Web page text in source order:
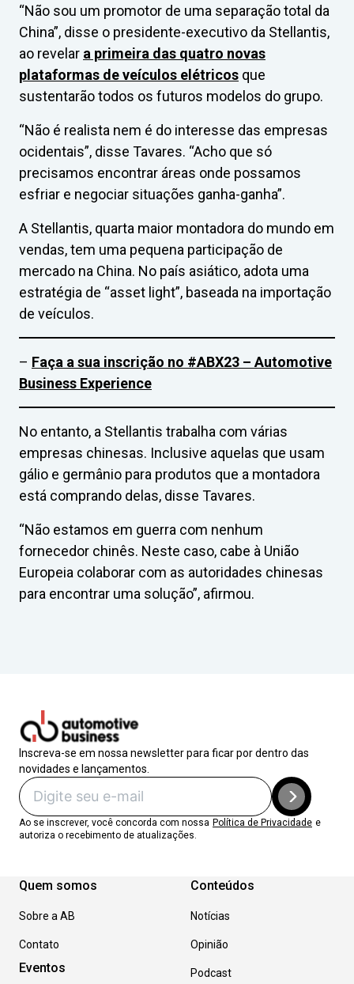
“Não sou um promotor de uma separação total da
China”, disse o presidente-executivo da Stellantis,
ao revelar a primeira das quatro novas
plataformas de veículos elétricos que
sustentarão todos os futuros modelos do grupo.
“Não é realista nem é do interesse das empresas
ocidentais”, disse Tavares. “Acho que só
precisamos encontrar áreas onde possamos
esfriar e negociar situações ganha-ganha”.
A Stellantis, quarta maior montadora do mundo em
vendas, tem uma pequena participação de
mercado na China. No país asiático, adota uma
estratégia de “asset light”, baseada na importação
de veículos.
– Faça a sua inscrição no #ABX23 – Automotive
Business Experience
No entanto, a Stellantis trabalha com várias
empresas chinesas. Inclusive aquelas que usam
gálio e germânio para produtos que a montadora
está comprando delas, disse Tavares.
“Não estamos em guerra com nenhum
fornecedor chinês. Neste caso, cabe à União
Europeia colaborar com as autoridades chinesas
para encontrar uma solução”, afirmou.
Inscreva-se em nossa newsletter para ficar por dentro das
novidades e lançamentos.
Ao se inscrever, você concorda com nossa Política de Privacidade e
autoriza o recebimento de atualizações.
Quem somos
Sobre a AB
Contato
Eventos
Conteúdos
Notícias
Opinião
Podcast